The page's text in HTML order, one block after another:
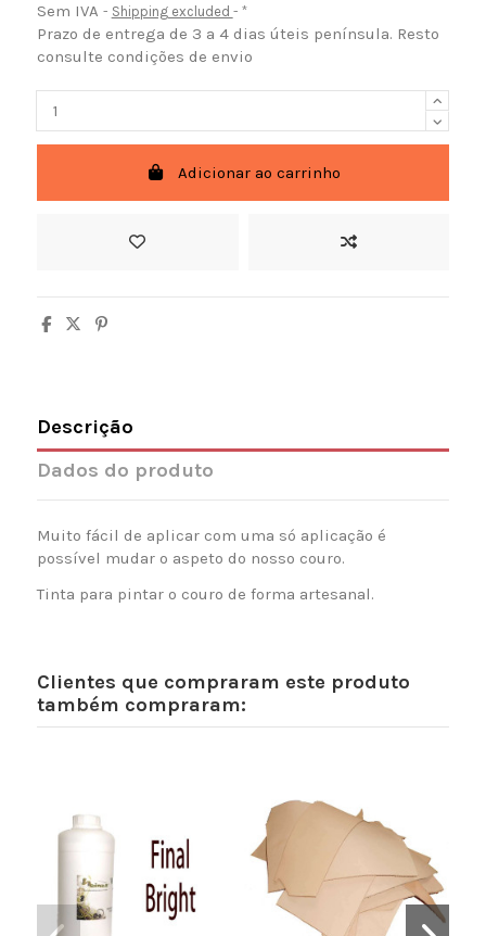
Sem IVA Shipping excluded *
Prazo de entrega de 3 a 4 dias úteis península. Resto
consulte condições de envio
Adicionar ao carrinho
Descrição
Dados do produto
Muito fácil de aplicar com uma só aplicação é
possível mudar o aspeto do nosso couro.
Tinta para pintar o couro de forma artesanal.
Clientes que compraram este produto
também compraram: